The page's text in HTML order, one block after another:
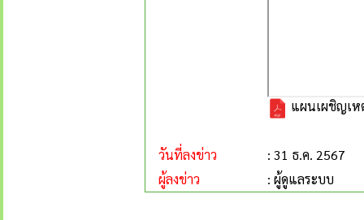
แผนเผชิญเห
วันที่ลงข่าว
: 31 ธ.ค. 2567
ผู้ลงข่าว
: ผู้ดูแลระบบ